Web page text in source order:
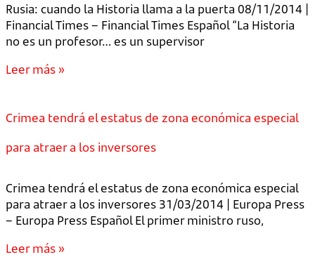
Rusia: cuando la Historia llama a la puerta 08/11/2014 |
Financial Times – Financial Times Español “La Historia
no es un profesor… es un supervisor
Leer más »
Crimea tendrá el estatus de zona económica especial
para atraer a los inversores
Crimea tendrá el estatus de zona económica especial
para atraer a los inversores 31/03/2014 | Europa Press
– Europa Press Español El primer ministro ruso,
Leer más »